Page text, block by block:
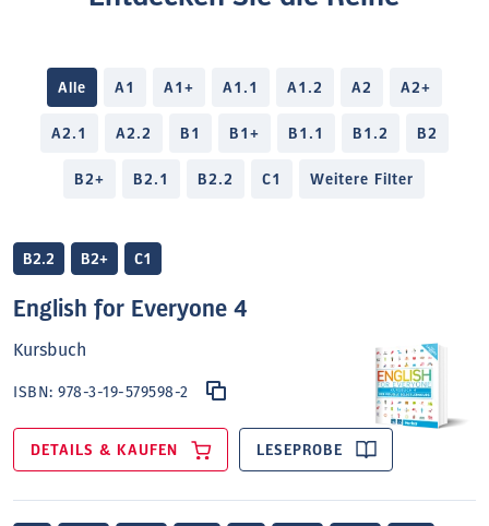
Alle A1 A1+ A1.1 A1.2 A2 A2+
A2.1 A2.2 B1 B1+ B1.1 B1.2 B2
B2+ B2.1 B2.2 C1 Weitere Filter
B2.2 B2+ C1
English for Everyone 4
Kursbuch
ISBN:978-3-19-579598-2
DETAILS & KAUFEN LESEPROBE